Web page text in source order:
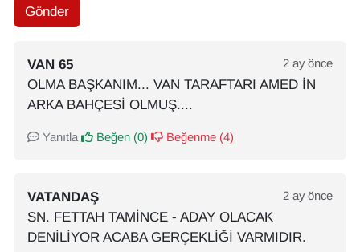
Gönder
VAN 65 2 ay önce
OLMA BAŞKANIM... VAN TARAFTARI AMED İN
ARKA BAHÇESİ OLMUŞ....
Yanıtla Beğen (0) Beğenme (4)
VATANDAŞ 2 ay önce
SN. FETTAH TAMİNCE - ADAY OLACAK
DENİLİYOR ACABA GERÇEKLİĞİ VARMIDIR.